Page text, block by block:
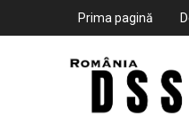
Prima pagină